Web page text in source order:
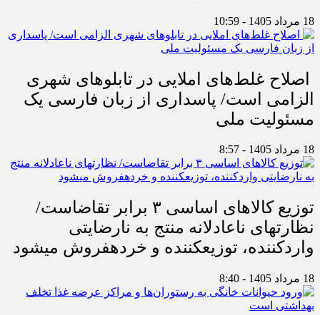
18 مرداد 1405 - 10:59
اصلاح غلط‌های املایی در تابلوهای شهری
الزامی است/ پاسداری از زبان فارسی یک
مسئولیت ملی
18 مرداد 1405 - 8:57
توزیع کالاهای اساسی ۳ برابر تقاضاست/
نظارت‎های ناعادلانه منتج به نارضایتی
واردکننده، توزیع‎کننده و خرده‎فروش می‎شود
18 مرداد 1405 - 8:40